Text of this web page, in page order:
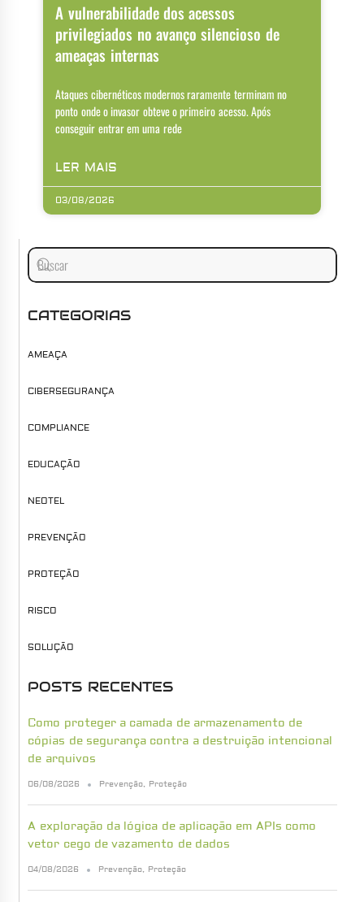
A vulnerabilidade dos acessos
privilegiados no avanço silencioso de
ameaças internas
Ataques cibernéticos modernos raramente terminam no
ponto onde o invasor obteve o primeiro acesso. Após
conseguir entrar em uma rede
LER MAIS
03/08/2026
CATEGORIAS
AMEAÇA
CIBERSEGURANÇA
COMPLIANCE
EDUCAÇÃO
NEOTEL
PREVENÇÃO
PROTEÇÃO
RISCO
SOLUÇÃO
POSTS RECENTES
Como proteger a camada de armazenamento de
cópias de segurança contra a destruição intencional
de arquivos
06/08/2026 Prevenção, Proteção
A exploração da lógica de aplicação em APIs como
vetor cego de vazamento de dados
04/08/2026 Prevenção, Proteção